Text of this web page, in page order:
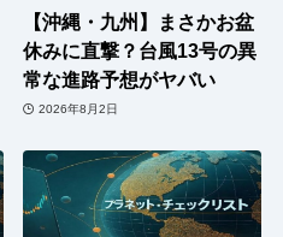
【沖縄・九州】まさかお盆
休みに直撃？台風13号の異
常な進路予想がヤバい
2026年8月2日